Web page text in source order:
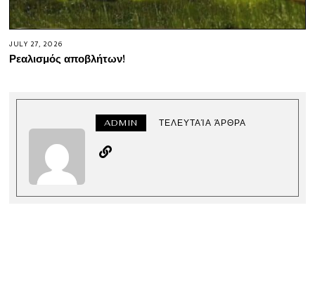
JULY 27, 2026
Ρεαλισμός αποβλήτων!
ADMIN ΤΕΛΕΥΤΑΊΑ ΆΡΘΡΑ